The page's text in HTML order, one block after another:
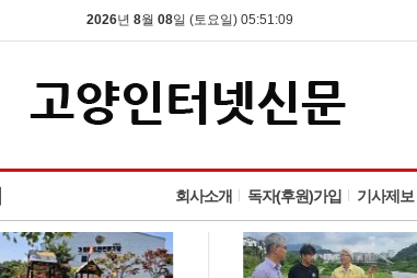
2026년 8월 08일 (토요일) 05:51:10
회사소개 독자(후원)가입 기사제보